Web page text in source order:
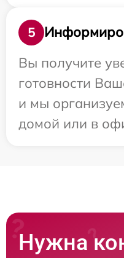
5
Вы получите
готовности
и мы
домой или в
Нужна